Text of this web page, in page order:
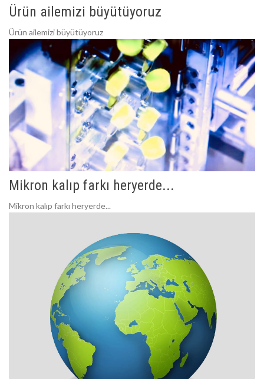
Ürün ailemizi büyütüyoruz
Ürün ailemizi büyütüyoruz
Mikron kalıp farkı heryerde...
Mikron kalıp farkı heryerde...